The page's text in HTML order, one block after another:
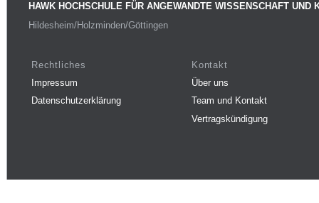
HAWK HOCHSCHULE FÜR ANGEWANDTE WISSENSCHAFT UND
Hildesheim/Holzminden/Göttingen
Rechtliches
Impressum
Datenschutzerklärung
Kontakt
Über uns
Team und Kontakt
Vertragskündigung